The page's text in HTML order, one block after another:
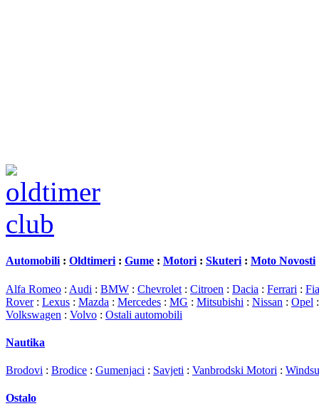
Automobili : Oldtimeri : Gume : Motori : Skuteri : Moto Novosti
Alfa Romeo : Audi : BMW : Chevrolet : Citroen : Dacia : Ferrari :
Rover: Lexus : Mazda : Mercedes : MG : Mitsubishi : Nissan : Opel
Volkswagen : Volvo : Ostali automobili
Nautika
Brodovi : Brodice : Gumenjaci : Savjeti : Vanbrodski Motori :
Ostalo